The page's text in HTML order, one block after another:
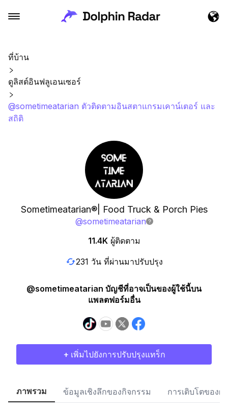
ที่บ้าน
ดูลิสต์อินฟลูเอนเซอร์
@sometimeatarian ตัวติดตามอินสตาแกรมเคาน์เตอร์ และ
สถิติ
Sometimeatarian®| Food Truck & Porch Pies
@sometimeatarian
11.4K ผู้ติดตาม
231 วัน ที่ผ่านมาปรับปรุง
@sometimeatarian บัญชีที่อาจเป็นของผู้ใช้นี้บน
แพลตฟอร์มอื่น
+ เพิ่มไปยังการปรับปรุงแทร็ก
ภาพรวม ข้อมูลเชิงลึกของกิจกรรม การเติบโตของผู้